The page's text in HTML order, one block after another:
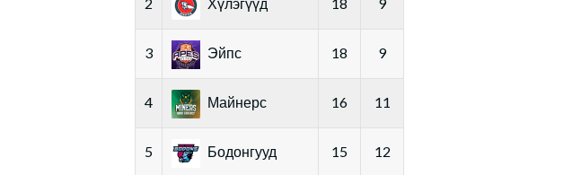
3 Эйпс 18 9
4 Майнерс 16 11
5 Бодонгууд 15 12